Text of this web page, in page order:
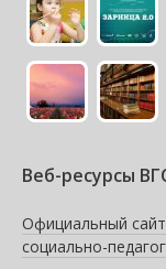
Веб-ресурсы
Официальный сайт
социально-